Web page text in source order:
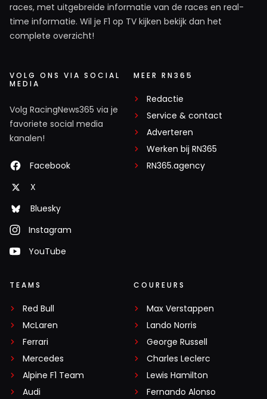
races, met uitgebreide informatie van de races en real-
time informatie. Wil je F1 op TV kijken bekijk dan het
complete overzicht!
VOLG ONS VIA SOCIAL
MEDIA
Volg RacingNews365 via je
favoriete social media
kanalen!
Facebook
X
Bluesky
Instagram
YouTube
MEER RN365
Redactie
Service & contact
Adverteren
Werken bij RN365
RN365.agency
TEAMS
Red Bull
McLaren
Ferrari
Mercedes
Alpine F1 Team
Audi
COUREURS
Max Verstappen
Lando Norris
George Russell
Charles Leclerc
Lewis Hamilton
Fernando Alonso